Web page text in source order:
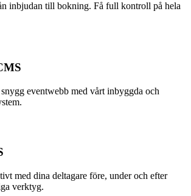
inbjudan till bokning. Få full kontroll på hela
eventwebb med vårt inbyggda och
med dina deltagare före, under och efter
verktyg.